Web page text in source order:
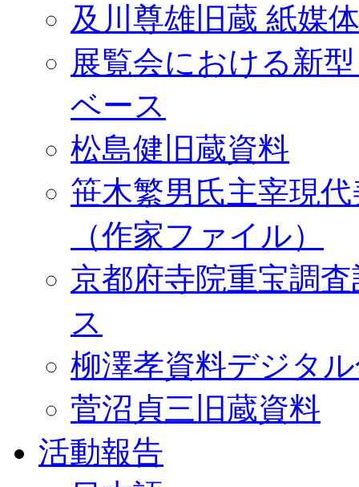
及川尊雄旧蔵 紙媒
展覧会における新
ベース
松島健旧蔵資料
笹木繁男氏主宰現
（作家ファイル）
京都府寺院重宝調
ス
柳澤孝資料デジタ
菅沼貞三旧蔵資料
活動報告